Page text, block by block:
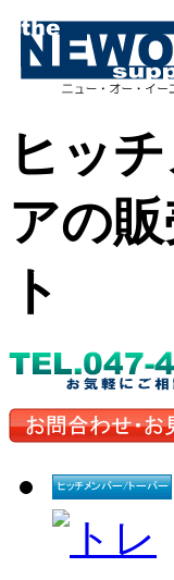
ヒッ
アの
ト